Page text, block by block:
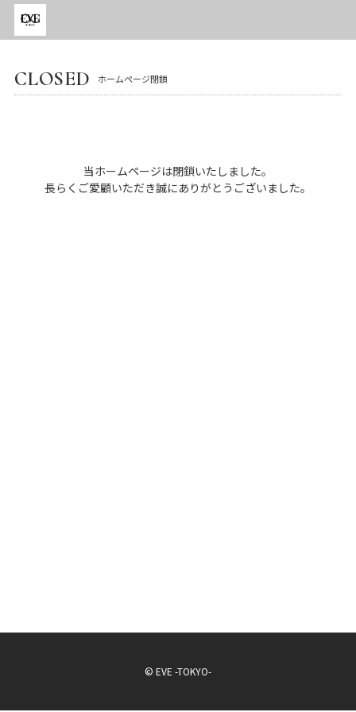
CLOSED ホームページ閉鎖
当ホームページは閉鎖いたしました。
長らくご愛顧いただき誠にありがとうございました。
© EVE -TOKYO-